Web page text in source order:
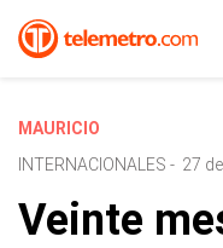
MAURICIO
INTERNACIONALES - 27
Veinte